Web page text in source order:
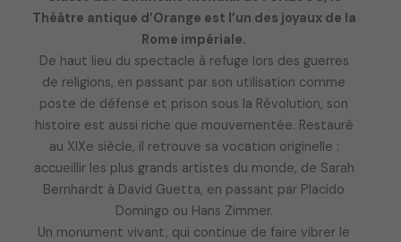
Théâtre antique d’Orange est l’un des joyaux de la
Rome impériale.
De haut lieu du spectacle à refuge lors des guerres
de religions, en passant par son utilisation comme
poste de défense et prison sous la Révolution, son
histoire est aussi riche que mouvementée. Restauré
au XIXe siècle, il retrouve sa vocation originelle :
accueillir les plus grands artistes du monde, de Sarah
Bernhardt à David Guetta, en passant par Placido
Domingo ou Hans Zimmer.
Un monument vivant, qui continue de faire vibrer le